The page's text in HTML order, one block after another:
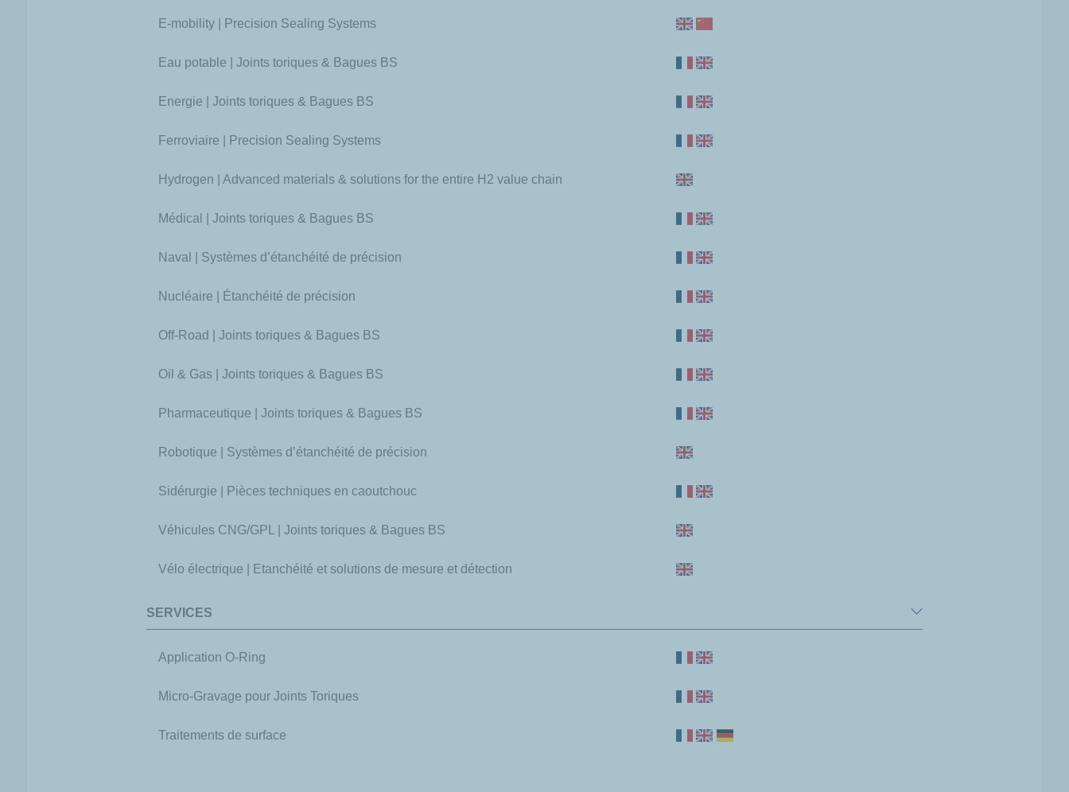
E-mobility | Precision Sealing Systems
Eau potable | Joints toriques & Bagues BS
Energie | Joints toriques & Bagues BS
Ferroviaire | Precision Sealing Systems
Hydrogen | Advanced materials & solutions for the entire H2 value chain
Médical | Joints toriques & Bagues BS
Naval | Systèmes d’étanchéité de précision
Nucléaire | Étanchéité de précision
Off-Road | Joints toriques & Bagues BS
Oil & Gas | Joints toriques & Bagues BS
Pharmaceutique | Joints toriques & Bagues BS
Robotique | Systèmes d’étanchéité de précision
Sidérurgie | Pièces techniques en caoutchouc
Véhicules CNG/GPL | Joints toriques & Bagues BS
Vélo électrique | Etanchéité et solutions de mesure et détection
SERVICES
Application O-Ring
Micro-Gravage pour Joints Toriques
Traitements de surface